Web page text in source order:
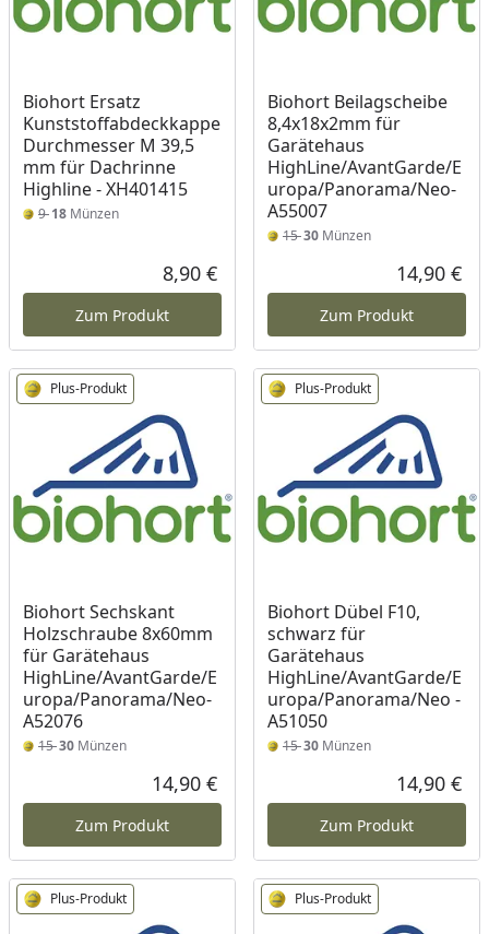
Biohort Ersatz
Kunststoffabdeckkappe
Durchmesser M 39,5
mm für Dachrinne
Highline - XH401415
918 Münzen
Aktueller Preis
8,90 €
Zum Produkt
Biohort Beilagscheibe
8,4x18x2mm für
Garätehaus
HighLine/AvantGarde/E
uropa/Panorama/Neo-
A55007
1530Münzen
14,90 €
Zum Produkt
Plus-Produkt
Biohort Sechskant
Holzschraube 8x60mm
für Garätehaus
HighLine/AvantGarde/E
uropa/Panorama/Neo-
A52076
1530 Münzen
Aktueller Preis
14,90 €
Zum Produkt
Plus-Produkt
Biohort Dübel F10,
schwarz für
Garätehaus
HighLine/AvantGarde/E
uropa/Panorama/Neo -
A51050
1530Münzen
14,90 €
Zum Produkt
Plus-Produkt Plus-Produkt